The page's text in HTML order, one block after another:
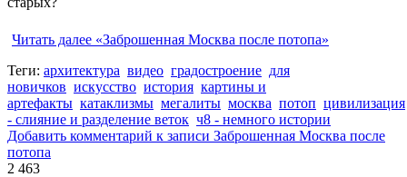
Читать далее «Заброшенная Москва после потопа»
Теги: архитектура видео градостроение для
новичков искусство история картины и
артефакты катаклизмы мегалиты москва потоп цивилизация
- слияние и разделение веток ч8 - немного истории
Добавить комментарий к записи Заброшенная Москва после
потопа
2 463